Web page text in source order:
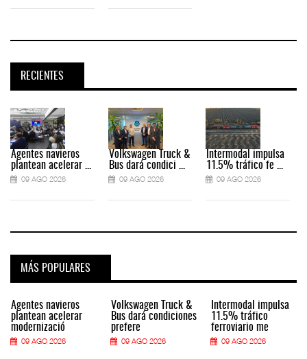
RECIENTES
Agentes navieros
plantean acelerar ...
09 AGO 2026
Volkswagen Truck &
Bus dará condici ...
09 AGO 2026
Intermodal impulsa
11.5% tráfico fe ...
09 AGO 2026
MÁS POPULARES
Agentes navieros
plantean acelerar
modernizació
09 AGO 2026
Volkswagen Truck &
Bus dará condiciones
prefere
09 AGO 2026
Intermodal impulsa
11.5% tráfico
ferroviario me
09 AGO 2026